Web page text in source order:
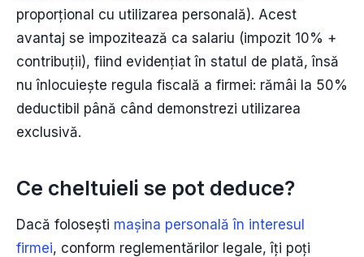
proporțional cu utilizarea personală). Acest
avantaj se impozitează ca salariu (impozit 10% +
contribuții), fiind evidențiat în statul de plată, însă
nu înlocuiește regula fiscală a firmei: rămâi la 50%
deductibil până când demonstrezi utilizarea
exclusivă.
Ce cheltuieli se pot deduce?
Dacă folosești mașina personală în interesul
firmei, conform reglementărilor legale, îți poți